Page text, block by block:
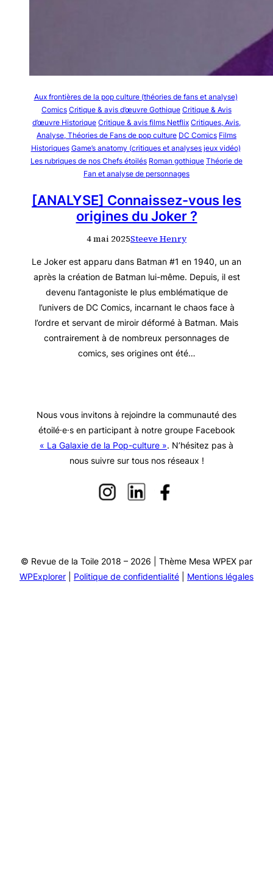
Aux frontières de la pop culture (théories de fans et analyse)
Comics Critique & avis d’œuvre Gothique Critique & Avis
d’œuvre Historique Critique & avis films Netflix Critiques, Avis,
Analyse, Théories de Fans de pop culture DC Comics Films
Historiques Game’s anatomy (critiques et analyses jeux vidéo)
Les rubriques de nos Chefs étoilés Roman gothique Théorie de
Fan et analyse de personnages
[ANALYSE] Connaissez-vous les
origines du Joker ?
4 mai 2025Steeve Henry
Le Joker est apparu dans Batman #1 en 1940, un an
après la création de Batman lui-même. Depuis, il est
devenu l’antagoniste le plus emblématique de
l’univers de DC Comics, incarnant le chaos face à
l’ordre et servant de miroir déformé à Batman. Mais
contrairement à de nombreux personnages de
comics, ses origines ont été…
Nous vous invitons à rejoindre la communauté des
étoilé·e·s en participant à notre groupe Facebook
« La Galaxie de la Pop-culture ». N’hésitez pas à
nous suivre sur tous nos réseaux !
© Revue de la Toile 2018 – 2026 | Thème Mesa WPEX par
WPExplorer
Politique de confidentialité Mentions légales